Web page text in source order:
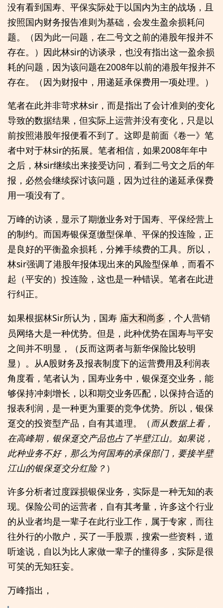
没有看到国寿、平保实际处于以国内为主的战场，且
按照国内财务报告准则为基础，会发生盈余损耗问
题。（因为此一问题，在二号文之前的港股年报并不
存在。）因此林sir的访谈录，也没有指出这一盈余损
耗的问题，因为该问题在2008年以前的港股年报并不
存在。（因为财报中，用递延承保费用一项处理。）
笔者在此并非苛求林sir，而是指出了会计准则的变化
导致的数据结果，但实际上运营并没有变化，只是以
前按照港股年报便看不到了。这即是前面《卷一》笔
者中对于林sir的拓展。笔者相信，如果2008年年中
之后，林sir继续出来接受访问，看到二号文之后的年
报，必然会继续探讨该问题，因为过往的递延承保费
用一项没有了。
万峰的访谈，显示了期缴业务对于国寿、平保经营上
的制约。而国寿银保趸缴型保单、平保的投连险，正
是良好的平衡盈余损耗，分摊手续费的工具。所以，
林sir强调了港股年报体现出来的风险型保单，而看不
起（平安的）投连险，这也是一种错误。笔者在此进
行纠正。
如果根据林Sir所认为，国寿 庙大和尚多 ，个人营销
员网络大是一种优势。但是，此种优势在国寿与平安
之间并不明显，（反而这两者与新华保险比较明
显）。从A股财务及报表制度下的运营费用及利润表
角度看，笔者认为，国寿业务中，银保趸交业务，能
够保持冲刺增长，以和期交业务匹配，以保持合适的
报表利润，是一种更为重要的竞争优势。所以，银保
趸交的投资型产品，自有其道理。（ 而从数据上看，
在高峰期，银保趸交产品也占了半壁江山。如果说，
此种业务不好，那么为何国寿的承保部门，要接半壁
江山的银保趸交分红险？ ）
许多分析者过度踩损银保业务，实际是一种无知的表
现。保险公司的运营者，自有其考量，许多这个行业
的从业者均是一辈子在此行业工作，属于专家，而往
往外行的小散户，买了一手股票，搜索一些资料，道
听途说，自以为比人家做一辈子的懂得多，实际是很
可笑的无知狂妄。
万峰指出，